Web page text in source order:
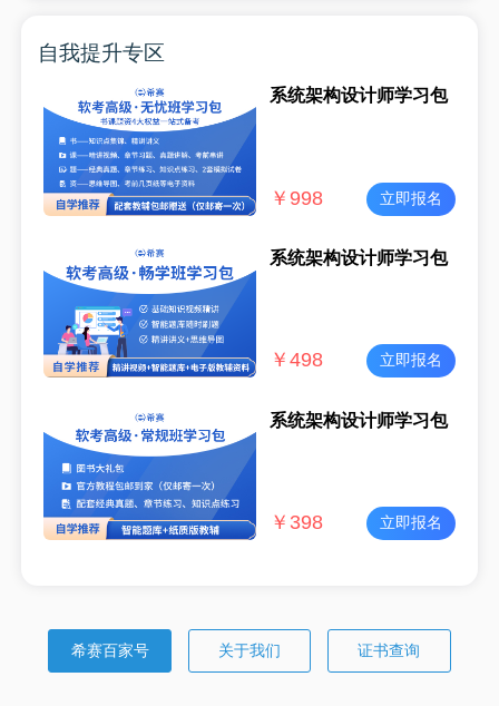
自我提升专区
系统架构设计师学习包
￥ 998 立即报名
系统架构设计师学习包
￥ 498 立即报名
系统架构设计师学习包
￥ 398 立即报名
希赛百家号 关于我们 证书查询